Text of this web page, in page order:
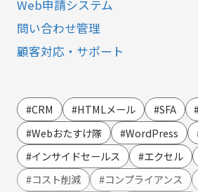
Web申請システム
問い合わせ管理
顧客対応・サポート
LINE連携
SMS連携
Webイベント（ウェビナー）オン
アンケート作成
#CRM #HTMLメール #SFA
#Webおたすけ隊
#WordPress
#インサイドセールス
#エクセル
#コスト削減
#コンプライアンス